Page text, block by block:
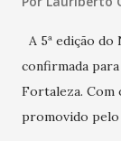
A 5ª edição
confirmada
Fortaleza. Com
promovido pelo